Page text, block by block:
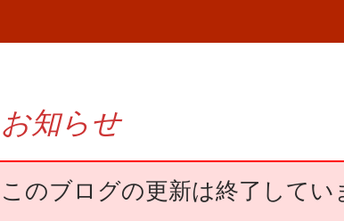
お知らせ
このブログの更新は終了してい